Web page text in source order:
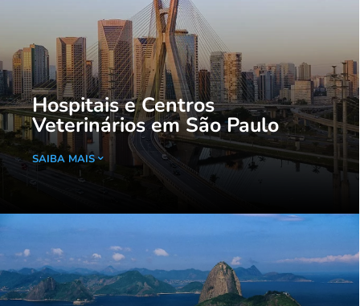
Hospitais e Centros
Veterinários em São Paulo
SAIBA MAIS